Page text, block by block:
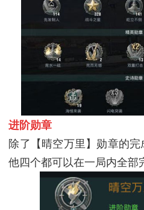
进阶勋章
除了【晴空万里】勋章的
他四个都可以在一局内全部